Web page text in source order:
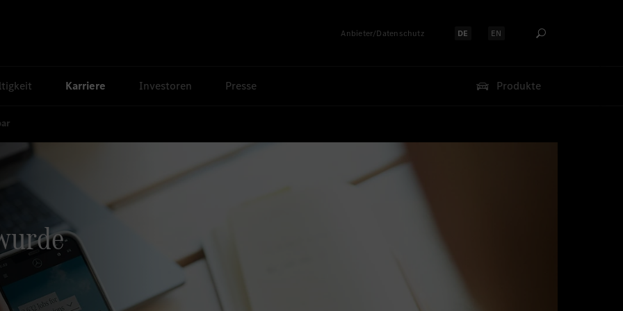
Anbieter/Datenschutz Sprache auswählen:
DE Sprache auswählen:
EN
Karriere Investoren Presse Produkte